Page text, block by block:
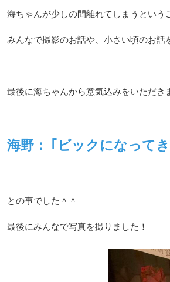
海ちゃんが少しの間離れてしまうとい
みんなで撮影のお話や、小さい頃のお話
最後に海ちゃんから意気込みをいただき
海野： ｢ビックになって
との事でした＾＾
最後にみんなで写真を撮りました！